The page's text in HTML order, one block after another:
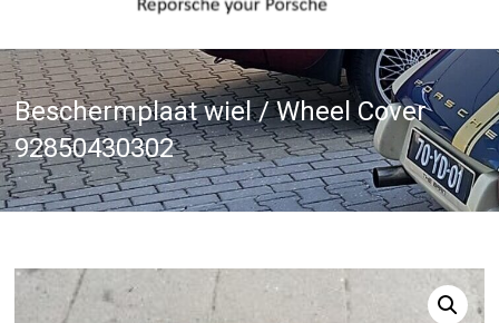
Beschermplaat wiel / Wheel Cover
92850430302